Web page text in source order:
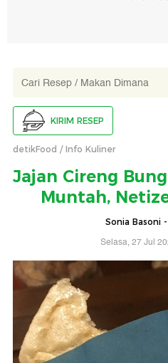
KIRIM RESEP
detikFood Info Kuliner
Jajan Cireng
Muntah,
Sonia Basoni -
Selasa, 27 Jul